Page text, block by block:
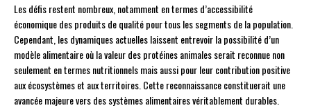
Les défis restent nombreux, notamment en termes d’accessibilité
économique des produits de qualité pour tous les segments de la population.
Cependant, les dynamiques actuelles laissent entrevoir la possibilité d’un
modèle alimentaire où la valeur des protéines animales serait reconnue non
seulement en termes nutritionnels mais aussi pour leur contribution positive
aux écosystèmes et aux territoires. Cette reconnaissance constituerait une
avancée majeure vers des systèmes alimentaires véritablement durables.